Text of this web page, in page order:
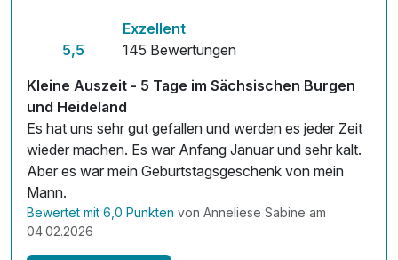
Fitnessgeräte stehen bereit
Kostenloses W-LAN
Zimmerservice verfügbar
Mit Hotelbar
5,5
Exzellent
145 Bewertungen
Kleine Auszeit - 5 Tage im Sächsischen Burgen
und Heideland
Es hat uns sehr gut gefallen und werden es jeder Zeit
wieder machen. Es war Anfang Januar und sehr kalt.
Aber es war mein Geburtstagsgeschenk von mein
Mann.
Bewertet mit 6,0 Punkten von Anneliese Sabine am
04.02.2026